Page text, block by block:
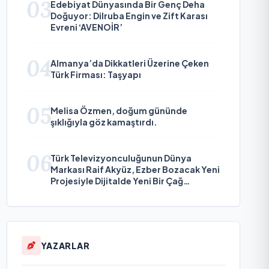
03Edebiyat Dünyasında Bir Genç Deha
Doğuyor: Dilruba Engin ve Zift Karası
Evreni ‘AVENOİR’
04Almanya’da Dikkatleri Üzerine Çeken
Türk Firması: Taşyapı
05Melisa Özmen, doğum gününde
şıklığıyla göz kamaştırdı.
06Türk Televizyonculuğunun Dünya
Markası Raif Akyüz, Ezber Bozacak Yeni
Projesiyle Dijitalde Yeni Bir Çağ
YAZARLAR